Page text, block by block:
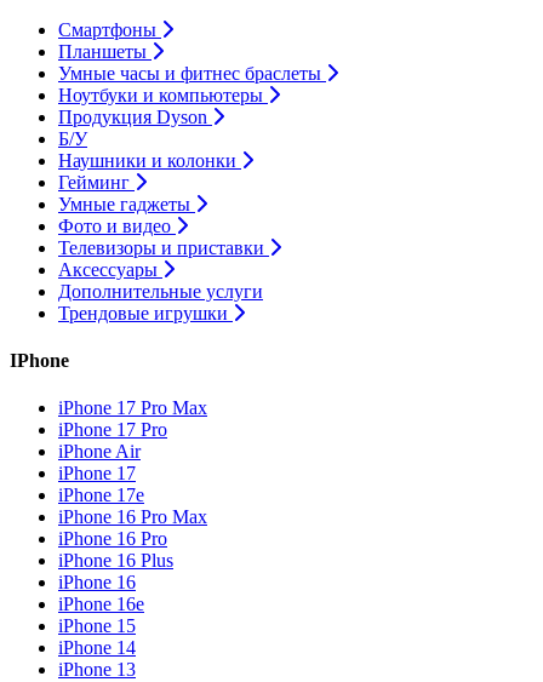
Смартфоны
Планшеты
Умные часы и фитнес браслеты
Ноутбуки и компьютеры
Продукция Dyson
Б/У
Наушники и колонки
Гейминг
Умные гаджеты
Фото и видео
Телевизоры и приставки
Аксессуары
Дополнительные услуги
Трендовые игрушки
IPhone
iPhone 17 Pro Max
iPhone 17 Pro
iPhone Air
iPhone 17
iPhone 17e
iPhone 16 Pro Max
iPhone 16 Pro
iPhone 16 Plus
iPhone 16
iPhone 16e
iPhone 15
iPhone 14
iPhone 13